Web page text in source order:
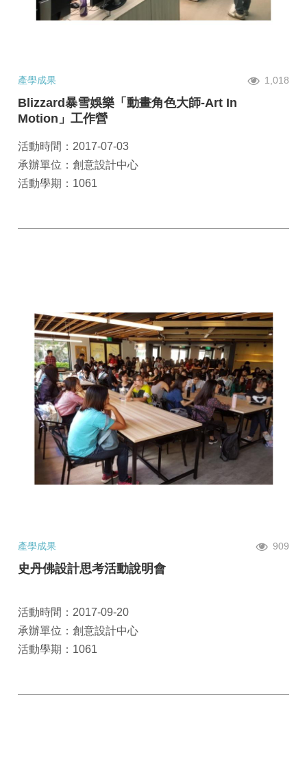
產學成果 1,018
Blizzard暴雪娛樂「動畫角色大師-Art In
Motion」工作營
活動時間：2017-07-03
承辦單位：創意設計中心
活動學期：1061
產學成果 909
史丹佛設計思考活動說明會
活動時間：2017-09-20
承辦單位：創意設計中心
活動學期：1061